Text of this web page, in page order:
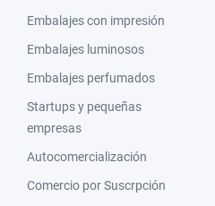
Embalajes con impresión
Embalajes luminosos
Embalajes perfumados
Startups y pequeñas
empresas
Autocomercialización
Comercio por Suscrpción